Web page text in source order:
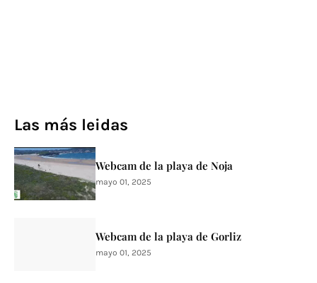
Las más leidas
Webcam de la playa de Noja
mayo 01, 2025
Webcam de la playa de Gorliz
mayo 01, 2025